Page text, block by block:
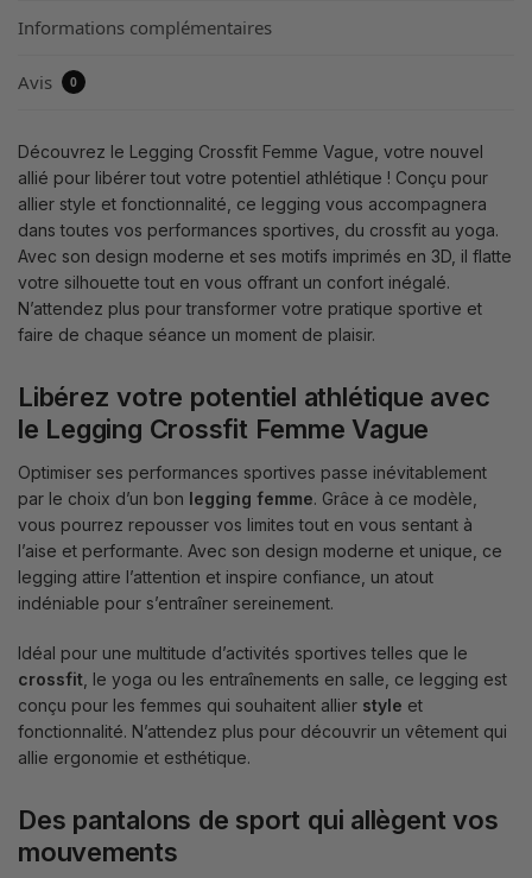
Informations complémentaires
Avis 0
Découvrez le Legging Crossfit Femme Vague, votre nouvel
allié pour libérer tout votre potentiel athlétique ! Conçu pour
allier style et fonctionnalité, ce legging vous accompagnera
dans toutes vos performances sportives, du crossfit au yoga.
Avec son design moderne et ses motifs imprimés en 3D, il flatte
votre silhouette tout en vous offrant un confort inégalé.
N’attendez plus pour transformer votre pratique sportive et
faire de chaque séance un moment de plaisir.
Libérez votre potentiel athlétique avec
le Legging Crossfit Femme Vague
Optimiser ses performances sportives passe inévitablement
par le choix d’un bon legging femme. Grâce à ce modèle,
vous pourrez repousser vos limites tout en vous sentant à
l’aise et performante. Avec son design moderne et unique, ce
legging attire l’attention et inspire confiance, un atout
indéniable pour s’entraîner sereinement.
Idéal pour une multitude d’activités sportives telles que le
crossfit , le yoga ou les entraînements en salle, ce legging est
conçu pour les femmes qui souhaitent allier style et
fonctionnalité. N’attendez plus pour découvrir un vêtement qui
allie ergonomie et esthétique.
Des pantalons de sport qui allègent vos
mouvements